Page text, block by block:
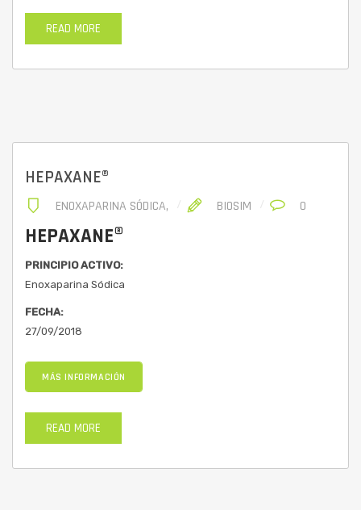
READ MORE
HEPAXANE®
ENOXAPARINA SÓDICA, BIOSIM 0
HEPAXANE®
PRINCIPIO ACTIVO:
Enoxaparina Sódica
FECHA:
27/09/2018
MÁS INFORMACIÓN
READ MORE